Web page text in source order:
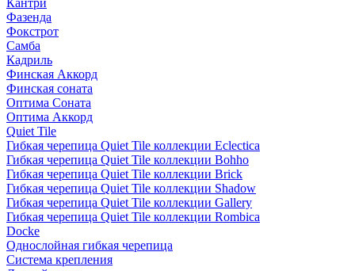
Кантри
Фазенда
Фокстрот
Самба
Кадриль
Финская Аккорд
Финская соната
Оптима Соната
Оптима Аккорд
Quiet Tile
Гибкая черепица Quiet Tile коллекции Eclectica
Гибкая черепица Quiet Tile коллекции Bohho
Гибкая черепица Quiet Tile коллекции Brick
Гибкая черепица Quiet Tile коллекции Shadow
Гибкая черепица Quiet Tile коллекции Gallery
Гибкая черепица Quiet Tile коллекции Rombica
Docke
Однослойная гибкая черепица
Система крепления